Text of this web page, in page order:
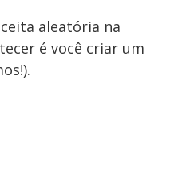
aleatória na
é você criar um